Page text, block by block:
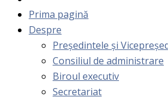
Prima pagină
Despre
Președintele și
Consiliul de administrare
Biroul executiv
Secretariat